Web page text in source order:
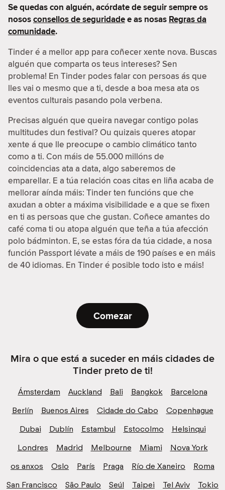
Se quedas con alguén, acórdate de seguir sempre os
nososconsellos de seguridadee as nosas Regras da
comunidade.
Tinder é a mellor app para coñecer xente nova. Buscas
alguén que comparta os teus intereses? Sen
problema! En Tinder podes falar con persoas ás que
lles vai o mesmo que a ti, desde a boa mesa ata os
eventos culturais pasando pola verbena.
Precisas alguén que queira navegar contigo polas
multitudes dun festival? Ou quizais queres atopar
xente á que lle preocupe o cambio climático tanto
como a ti. Con máis de 55.000 millóns de
coincidencias ata a data, algo saberemos de
emparellar. E a túa relación coas citas en liña acaba de
mellorar aínda máis: Tinder ten funcións que che
axudan a obter a máxima visibilidade e a que se fixen
en ti as persoas que che gustan. Coñece amantes do
café coma ti ou atopa alguén que teña a túa afección
polo bádminton. E, se estas fóra da túa cidade, a nosa
función Passport lévate a máis de 190 países e en máis
de 40 idiomas. En Tinder é posible todo isto e máis!
Comezar
Mira o que está a suceder en máis cidades de
Tinder preto de ti!
Ámsterdam Auckland Bali Bangkok
Barcelona
Berlín
Buenos Aires Cidade do Cabo
Copenhague
Dubai
Dublín Estambul Estocolmo
Helsinqui
Londres
Madrid Melbourne Miami
Nova York
os anxos
Oslo París Praga Río de Xaneiro
Roma
San Francisco
São Paulo Seúl Taipei Tel Aviv
Tokio